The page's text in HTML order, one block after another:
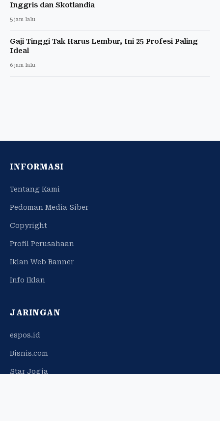
Inggris dan Skotlandia
5 jam lalu
Gaji Tinggi Tak Harus Lembur, Ini 25 Profesi Paling
Ideal
6 jam lalu
INFORMASI
Tentang Kami
Pedoman Media Siber
Copyright
Profil Perusahaan
Iklan Web Banner
Info Iklan
JARINGAN
espos.id
Bisnis.com
Star Jogja